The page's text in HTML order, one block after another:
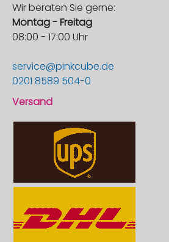
Wir beraten Sie gerne:
Montag - Freitag
08:00 - 17:00 Uhr
service@pinkcube.de
0201 8589 504-0
Versand